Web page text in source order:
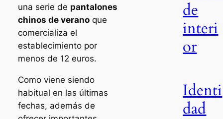
una serie de pantalones
chinos de veranoque
comercializa el
establecimiento por
menos de 12 euros.
Como viene siendo
habitual en las últimas
fechas, además de
de
interi
or
Identi
dad